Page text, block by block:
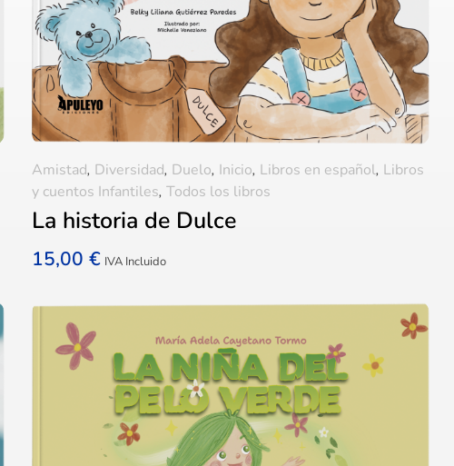
La historia de Dulce
15,00 € IVA Incluido
Amistad, Diversidad, Duelo, Inicio, Libros en español, Libros
y cuentos Infantiles, Todos los libros